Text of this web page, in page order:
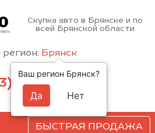
Скупка авто в Брянске и по
всей Брянской области
Брянск
232-00-41
БЫСТРАЯ ПРОДАЖА
Ваш регион Брянск?
Да Нет